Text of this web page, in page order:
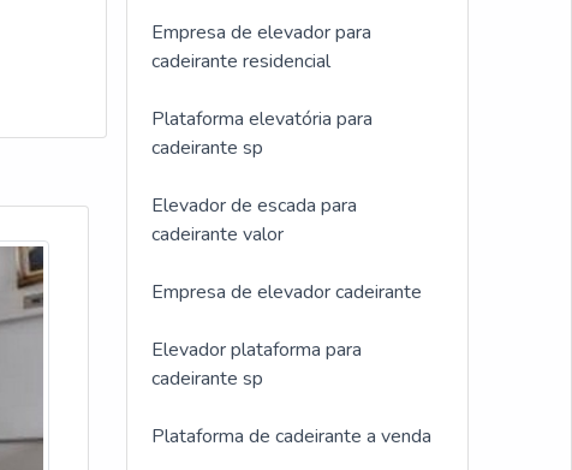
Empresa de elevador para
cadeirante residencial
Plataforma elevatória para
cadeirante sp
Elevador de escada para
cadeirante valor
Empresa de elevador cadeirante
Elevador plataforma para
cadeirante sp
Plataforma de cadeirante a venda